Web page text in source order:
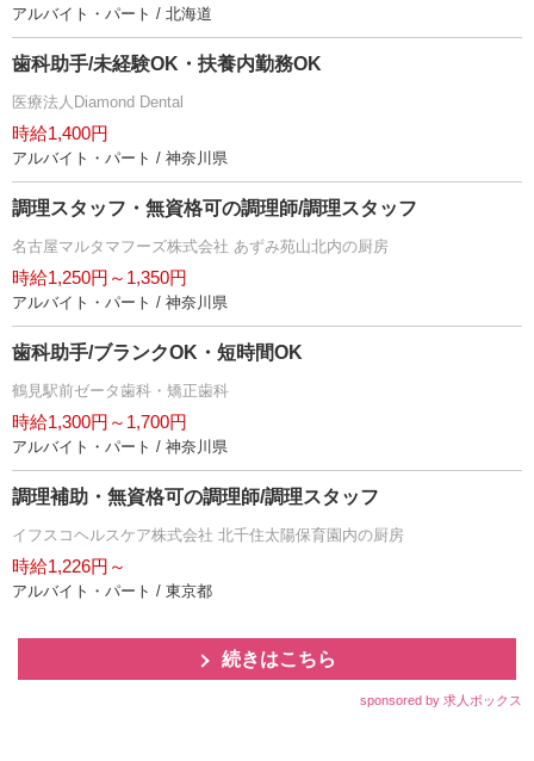
アルバイト・パート / 北海道
歯科助手/未経験OK・扶養内勤務OK
医療法人Diamond Dental
時給1,400円
アルバイト・パート / 神奈川県
調理スタッフ・無資格可の調理師/調理スタッフ
名古屋マルタマフーズ株式会社 あずみ苑山北内の厨房
時給1,250円～1,350円
アルバイト・パート / 神奈川県
歯科助手/ブランクOK・短時間OK
鶴見駅前ゼータ歯科・矯正歯科
時給1,300円～1,700円
アルバイト・パート / 神奈川県
調理補助・無資格可の調理師/調理スタッフ
イフスコヘルスケア株式会社 北千住太陽保育園内の厨房
時給1,226円～
アルバイト・パート / 東京都
続きはこちら
sponsored by 求人ボックス